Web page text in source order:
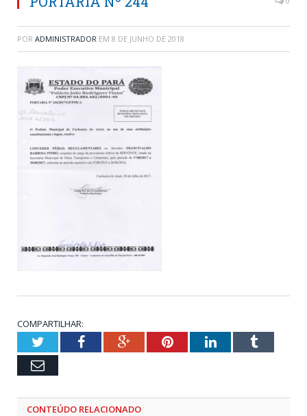
POR ADMINISTRADOR EM 8 DE JUNHO DE 2018
COMPARTILHAR:
TwitterFacebookGoogle+PinterestLinkedInTumblr
Email
CONTEÚDO RELACIONADO